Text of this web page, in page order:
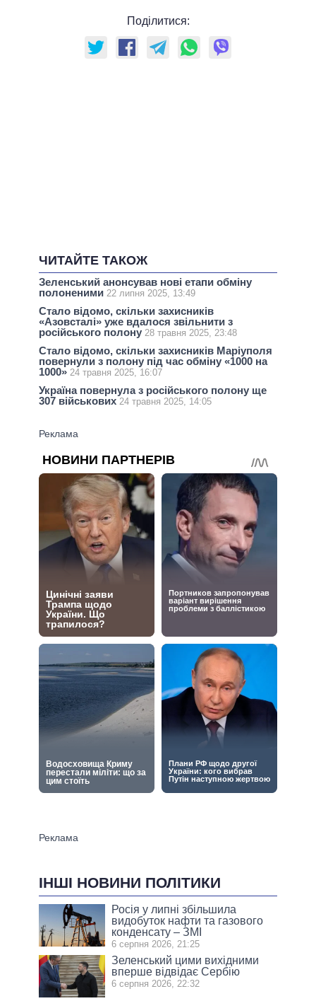
Поділитися:
ЧИТАЙТЕ ТАКОЖ
Зеленський анонсував нові етапи обміну
полоненими 22 липня 2025, 13:49
Стало відомо, скільки захисників
«Азовсталі» уже вдалося звільнити з
російського полону 28 травня 2025, 23:48
Стало відомо, скільки захисників Маріуполя
повернули з полону під час обміну «1000 на
1000» 24 травня 2025, 16:07
Україна повернула з російського полону ще
307 військових 24 травня 2025, 14:05
ІНШІ НОВИНИ ПОЛІТИКИ
Росія у липні збільшила
видобуток нафти та газового
конденсату – ЗМІ
6 серпня 2026, 21:25
Зеленський цими вихідними
вперше відвідає Сербію
6 серпня 2026, 22:32